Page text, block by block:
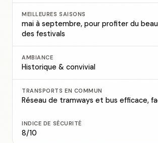
MEILLEURES SAISONS
mai à septembre, pour profiter du
des festivals
AMBIANCE
Historique & convivial
TRANSPORTS EN COMMUN
Réseau de tramways et bus efficace,
INDICE DE SÉCURITÉ
8/10